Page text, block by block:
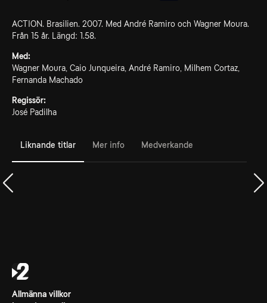
ACTION. Brasilien. 2007. Med André Ramiro och Wagner Moura.
Från 15 år. Längd: 1.58.
Med:
Wagner Moura, Caio Junqueira, André Ramiro, Milhem Cortaz,
Fernanda Machado
Regissör:
José Padilha
Liknande titlar Mer info Medverkande
Allmänna villkor